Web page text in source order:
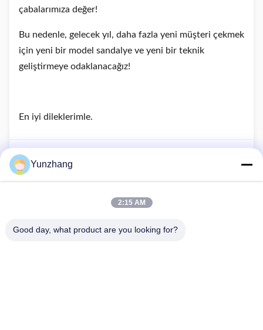
çabalarımıza değer!
Bu nedenle, gelecek yıl, daha fazla yeni müşteri çekmek
için yeni bir model sandalye ve yeni bir teknik
geliştirmeye odaklanacağız!
En iyi dileklerimle.
Önceki yazı
This is the first post
Müşteri Görüşleri Bizim İçin Önemlidir!
Yunzhang
2:15 AM
Good day, what product are you looking for?